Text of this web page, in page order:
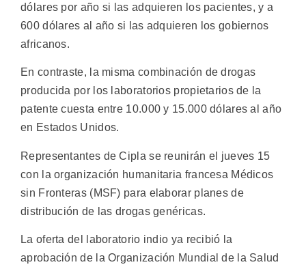
dólares por año si las adquieren los pacientes, y a
600 dólares al año si las adquieren los gobiernos
africanos.
En contraste, la misma combinación de drogas
producida por los laboratorios propietarios de la
patente cuesta entre 10.000 y 15.000 dólares al año
en Estados Unidos.
Representantes de Cipla se reunirán el jueves 15
con la organización humanitaria francesa Médicos
sin Fronteras (MSF) para elaborar planes de
distribución de las drogas genéricas.
La oferta del laboratorio indio ya recibió la
aprobación de la Organización Mundial de la Salud